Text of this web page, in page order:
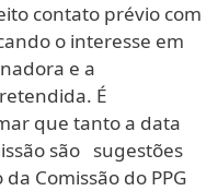
contato prévio com
o interesse em
e a
É
que tanto a data
são sugestões
Comissão do PPG